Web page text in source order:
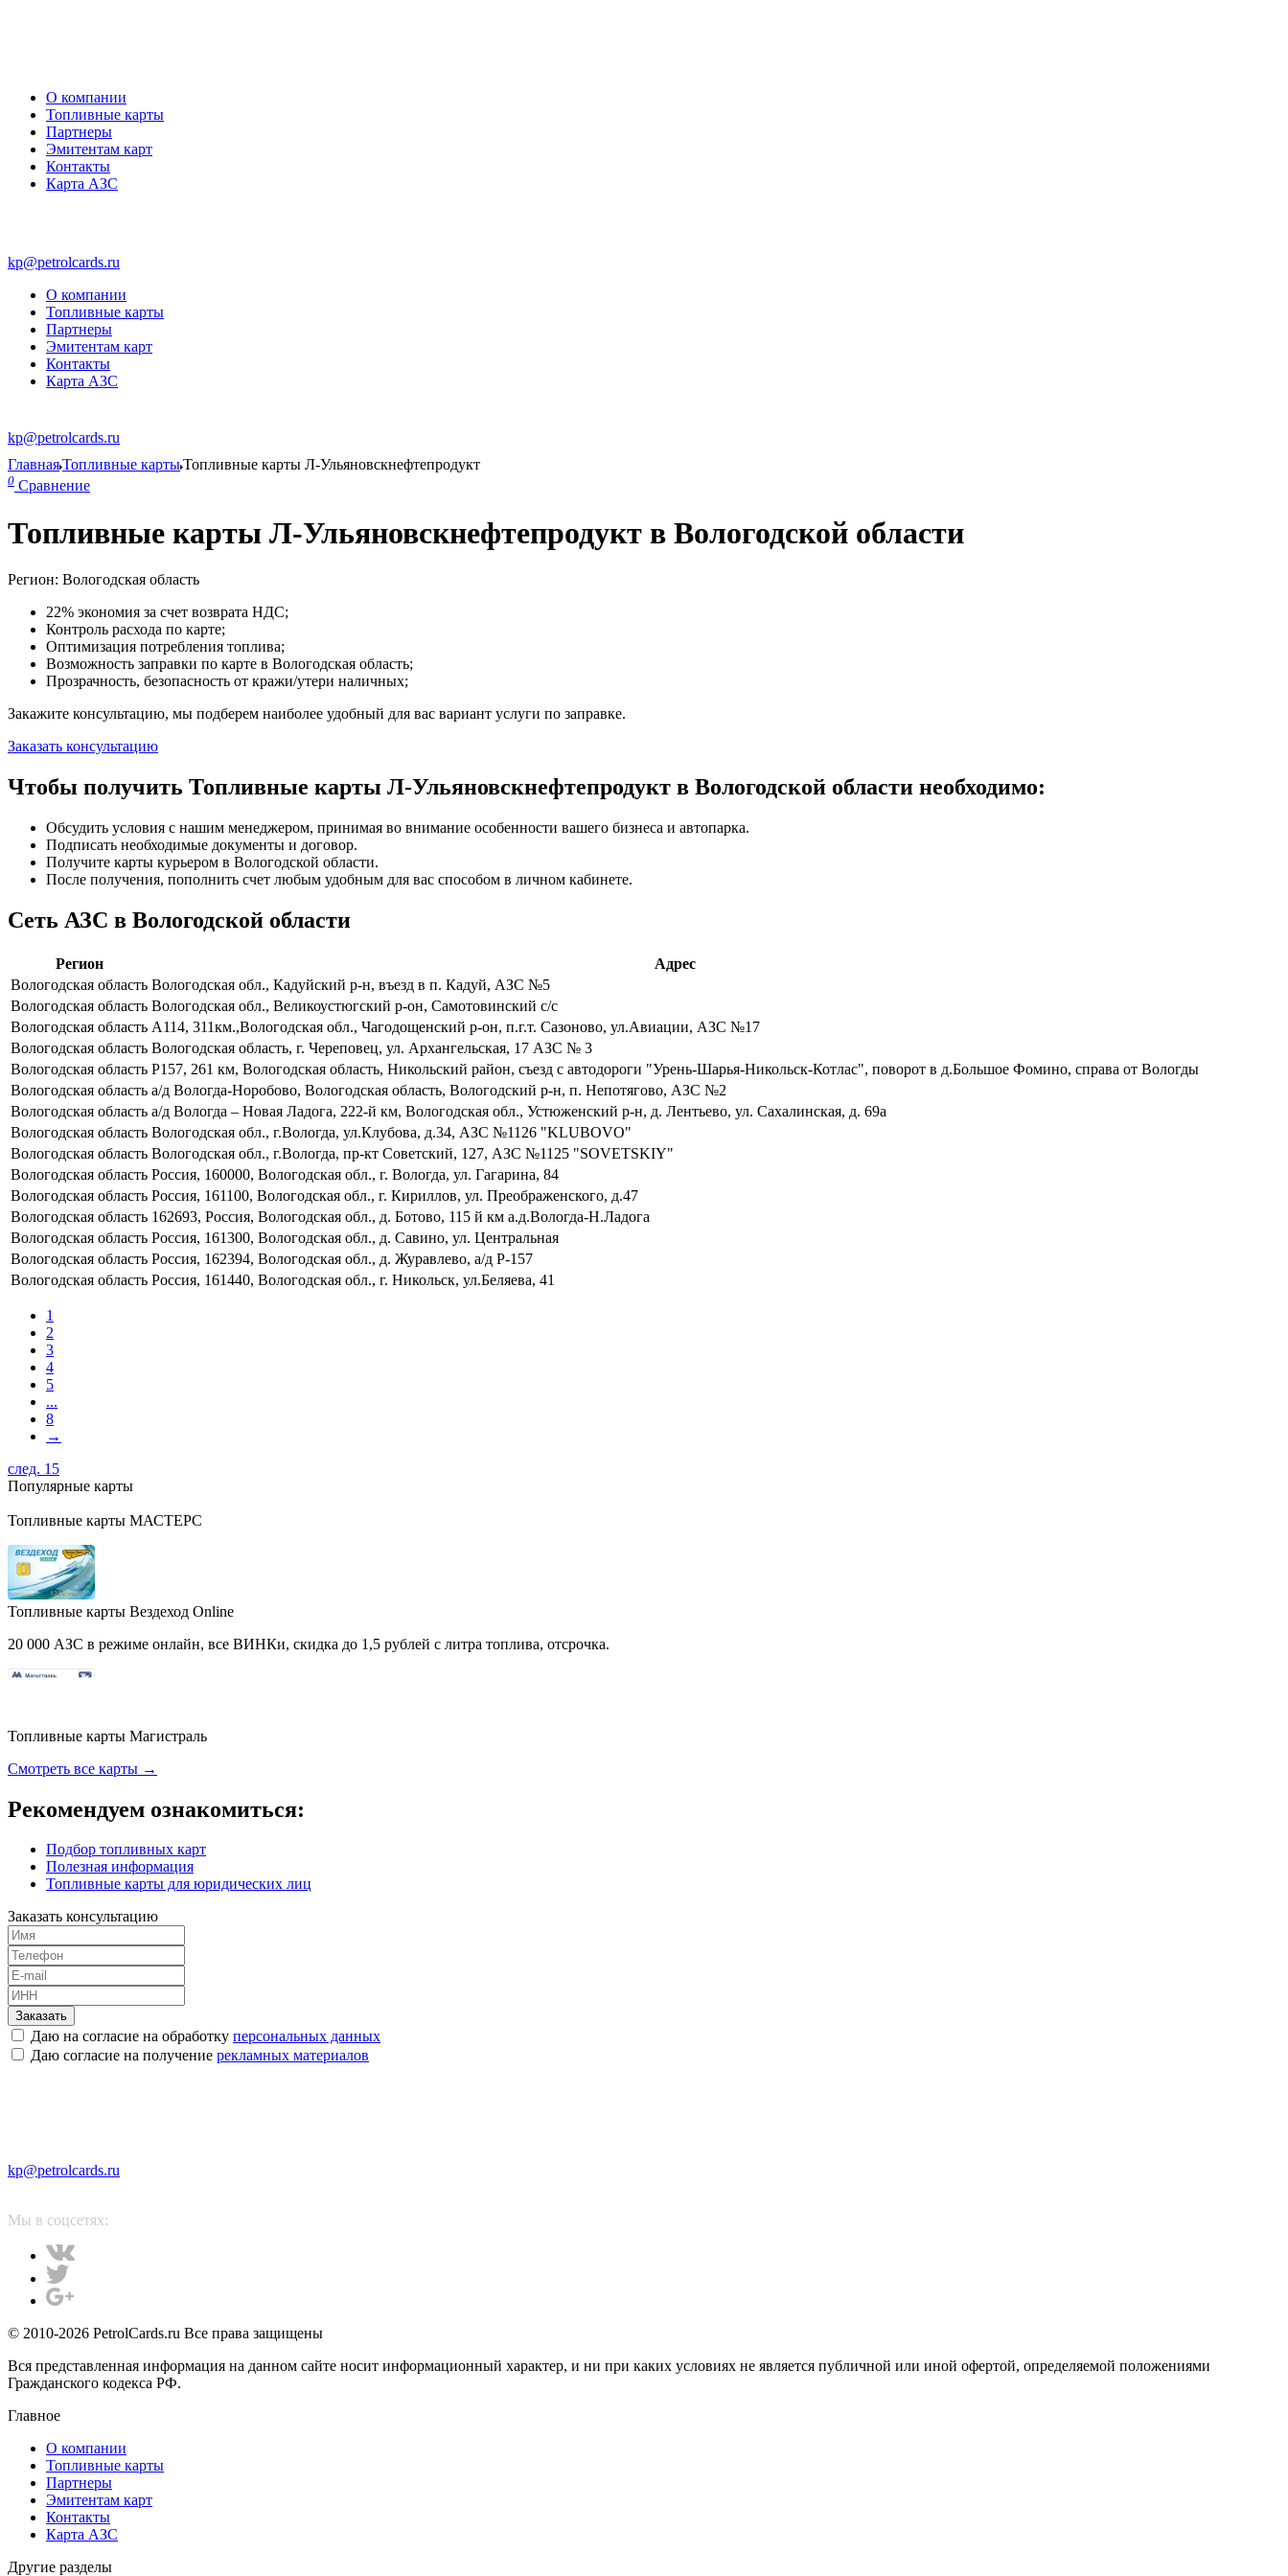
О компании
Топливные карты
Партнеры
Эмитентам карт
Контакты
Карта АЗС
kp@petrolcards.ru
О компании
Топливные карты
Партнеры
Эмитентам карт
Контакты
Карта АЗС
kp@petrolcards.ru
ГлавнаяТопливные картыТопливные карты Л-Ульяновскнефтепродукт
0 Сравнение
Топливные карты Л-Ульяновскнефтепродукт в Вологодской области
Регион: Вологодская область
22% экономия за счет возврата НДС;
Контроль расхода по карте;
Оптимизация потребления топлива;
Возможность заправки по карте в Вологодская область;
Прозрачность, безопасность от кражи/утери наличных;
Закажите консультацию, мы подберем наиболее удобный для вас вариант услуги по заправке.
Заказать консультацию
Чтобы получить Топливные карты Л-Ульяновскнефтепродукт в Вологодской области необходимо:
Обсудить условия с нашим менеджером, принимая во внимание особенности вашего бизнеса и автопарка.
Подписать необходимые документы и договор.
Получите карты курьером в Вологодской области.
После получения, пополнить счет любым удобным для вас способом в личном кабинете.
Сеть АЗС в Вологодской области
Регион
Адрес
Вологодская область Вологодская обл., Кадуйский р-н, въезд в п. Кадуй, АЗС №5
Вологодская область Вологодская обл., Великоустюгский р-он, Самотовинский с/с
Вологодская область А114, 311км.,Вологодская обл., Чагодощенский р-он, п.г.т. Сазоново, ул.Авиации, АЗС №17
Вологодская область Вологодская область, г. Череповец, ул. Архангельская, 17 АЗС № 3
Вологодская область Р157, 261 км, Вологодская область, Никольский район, съезд с автодороги "Урень-Шарья-Никольск-Котлас", поворот в д.Большое Фомино, справа от Вологды
Вологодская область а/д Вологда-Норобово, Вологодская область, Вологодский р-н, п. Непотягово, АЗС №2
Вологодская область а/д Вологда – Новая Ладога, 222-й км, Вологодская обл., Устюженский р-н, д. Лентьево, ул. Сахалинская, д. 69а
Вологодская область Вологодская обл., г.Вологда, ул.Клубова, д.34, АЗС №1126 "KLUBOVO"
Вологодская область Вологодская обл., г.Вологда, пр-кт Советский, 127, АЗС №1125 "SOVETSKIY"
Вологодская область Россия, 160000, Вологодская обл., г. Вологда, ул. Гагарина, 84
Вологодская область Россия, 161100, Вологодская обл., г. Кириллов, ул. Преображенского, д.47
Вологодская область 162693, Россия, Вологодская обл., д. Ботово, 115 й км а.д.Вологда-Н.Ладога
Вологодская область Россия, 161300, Вологодская обл., д. Савино, ул. Центральная
Вологодская область Россия, 162394, Вологодская обл., д. Журавлево, а/д Р-157
Вологодская область Россия, 161440, Вологодская обл., г. Никольск, ул.Беляева, 41
1
2
3
4
5
...
8
→
след. 15
Популярные карты
Топливные карты МАСТЕРС
Топливные карты Вездеход Online
20 000 АЗС в режиме онлайн, все ВИНКи, скидка до 1,5 рублей с литра топлива, отсрочка.
Топливные карты Магистраль
Смотреть все карты →
Рекомендуем ознакомиться:
Подбор топливных карт
Полезная информация
Топливные карты для юридических лиц
Заказать консультацию
Заказать
Даю на согласие на обработку персональных данных
Даю согласие на получение рекламных материалов
kp@petrolcards.ru
Мы в соцсетях:
© 2010-2026 PetrolCards.ru Все права защищены
Вся представленная информация на данном сайте носит информационный характер, и ни при каких условиях не является публичной или иной офертой, определяемой положениями
Гражданского кодекса РФ.
Главное
О компании
Топливные карты
Партнеры
Эмитентам карт
Контакты
Карта АЗС
Другие разделы